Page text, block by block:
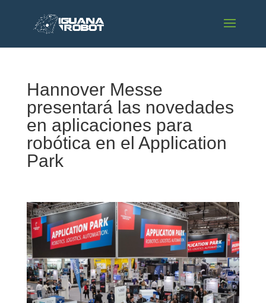
Hannover Messe
presentará las novedades
en aplicaciones para
robótica en el Application
Park